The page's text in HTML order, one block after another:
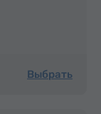
Выбрать